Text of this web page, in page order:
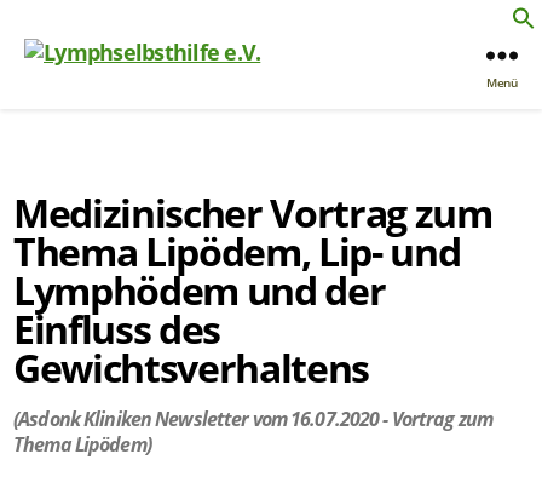
Menü
Medizinischer Vortrag zum
Thema Lipödem, Lip- und
Lymphödem und der
Einfluss des
Gewichtsverhaltens
(Asdonk Kliniken Newsletter vom 16.07.2020 - Vortrag zum
Thema Lipödem)